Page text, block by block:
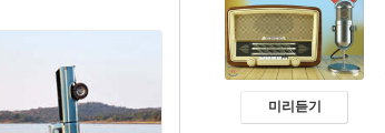
미리듣기